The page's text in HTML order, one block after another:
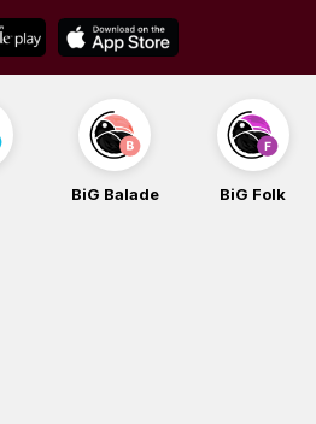
BiG Balade BiG Folk